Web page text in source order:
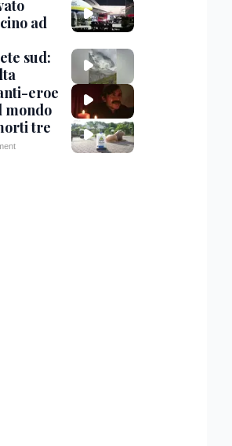
ad
sud:
eroe
mondo
tre